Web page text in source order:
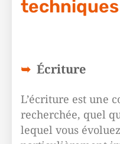
techniques
Écriture
L’écriture est une
recherchée, quel
lequel vous